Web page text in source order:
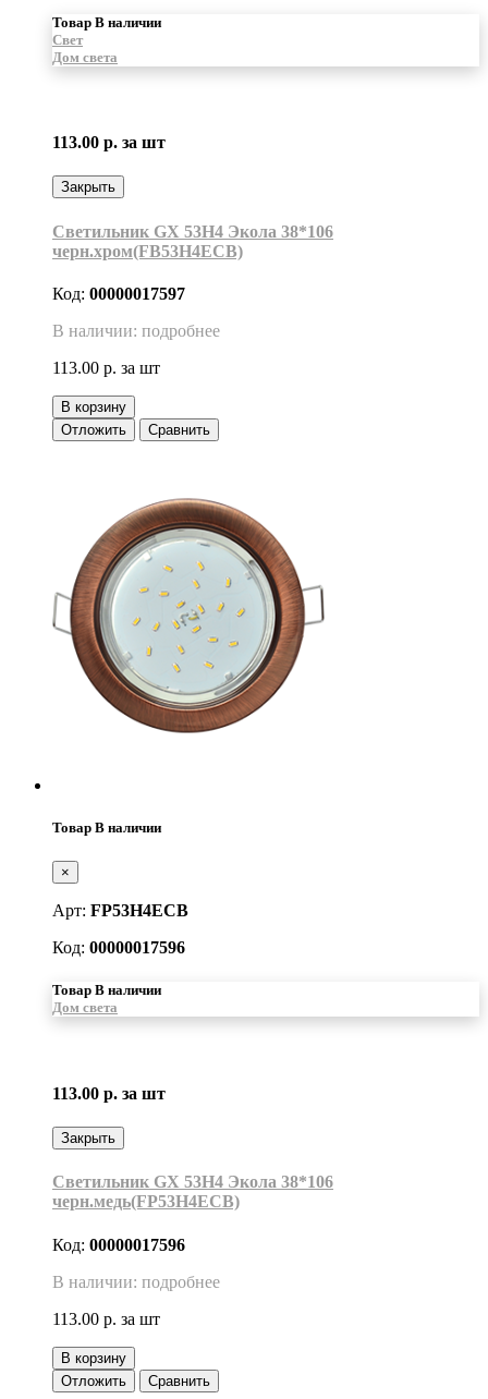
Товар В наличии
Свет
Дом света
113.00 р. за шт
Закрыть
Светильник GX 53H4 Экола 38*106
черн.хром(FB53H4ECB)
Код: 00000017597
В наличии: подробнее
113.00 р. за шт
В корзину
Отложить
Сравнить
Товар В наличии
×
Арт: FP53H4ECB
Код: 00000017596
Товар В наличии
Дом света
113.00 р. за шт
Закрыть
Светильник GX 53H4 Экола 38*106
черн.медь(FP53H4ECB)
Код: 00000017596
В наличии: подробнее
113.00 р. за шт
В корзину
Отложить
Сравнить